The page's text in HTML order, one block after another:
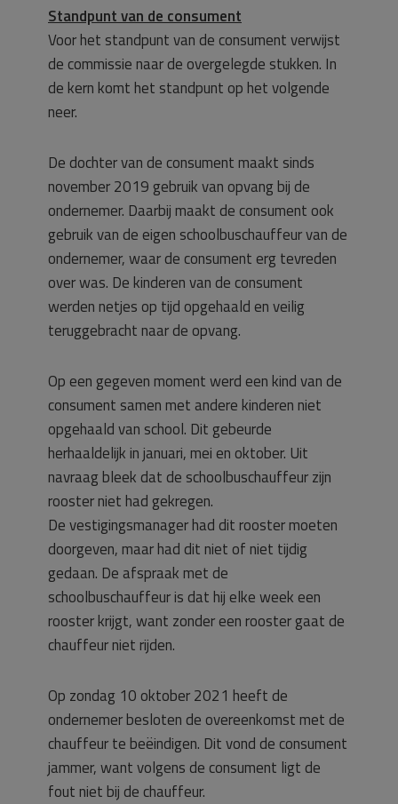
Standpunt van de consument
Voor het standpunt van de consument verwijst
de commissie naar de overgelegde stukken. In
de kern komt het standpunt op het volgende
neer.
De dochter van de consument maakt sinds
november 2019 gebruik van opvang bij de
ondernemer. Daarbij maakt de consument ook
gebruik van de eigen schoolbuschauffeur van de
ondernemer, waar de consument erg tevreden
over was. De kinderen van de consument
werden netjes op tijd opgehaald en veilig
teruggebracht naar de opvang.
Op een gegeven moment werd een kind van de
consument samen met andere kinderen niet
opgehaald van school. Dit gebeurde
herhaaldelijk in januari, mei en oktober. Uit
navraag bleek dat de schoolbuschauffeur zijn
rooster niet had gekregen.
De vestigingsmanager had dit rooster moeten
doorgeven, maar had dit niet of niet tijdig
gedaan. De afspraak met de
schoolbuschauffeur is dat hij elke week een
rooster krijgt, want zonder een rooster gaat de
chauffeur niet rijden.
Op zondag 10 oktober 2021 heeft de
ondernemer besloten de overeenkomst met de
chauffeur te beëindigen. Dit vond de consument
jammer, want volgens de consument ligt de
fout niet bij de chauffeur.